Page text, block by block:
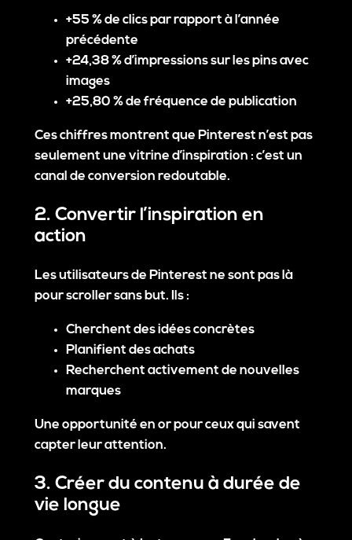
+55 % de clics par rapport à l’année
précédente
+24,38 % d’impressions sur les pins avec
images
+25,80 % de fréquence de publication
Ces chiffres montrent que Pinterest n’est pas
seulement une vitrine d’inspiration : c’est un
canal de conversion redoutable.
2. Convertir l’inspiration en
action
Les utilisateurs de Pinterest ne sont pas là
pour scroller sans but. Ils :
Cherchent des idées concrètes
Planifient des achats
Recherchent activement de nouvelles
marques
Une opportunité en or pour ceux qui savent
capter leur attention.
3. Créer du contenu à durée de
vie longue